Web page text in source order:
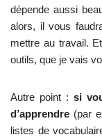
dépende aussi
alors, il vous
mettre au travail.
outils, que je vais
Autre point : si
d’apprendre (par
listes de